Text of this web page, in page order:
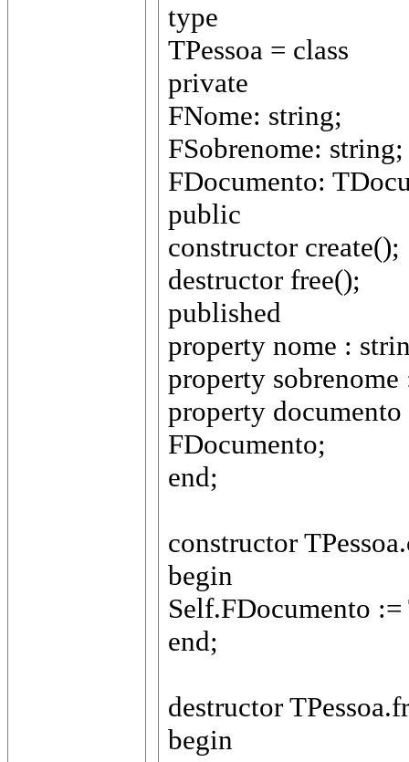
type
TPessoa = class
private
FNome: string;
FSobrenome: string;
FDocumento:
public
constructor create();
destructor free();
published
property nome :
property
property
FDocumento;
end;
constructor
begin
Self.FDocumento
end;
destructor
begin